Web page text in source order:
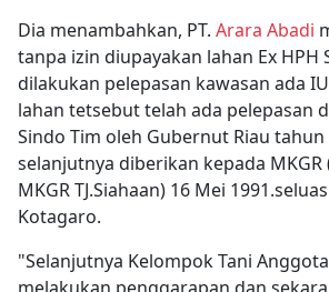
Dia menambahkan, PT. Arara Abadi
tanpa izin diupayakan lahan Ex HPH
dilakukan pelepasan kawasan ada
lahan tetsebut telah ada pelepasan
Sindo Tim oleh Gubernut Riau tahun
selanjutnya diberikan kepada MKGR
MKGR TJ.Siahaan) 16 Mei
Kotagaro.
"Selanjutnya Kelompok Tani